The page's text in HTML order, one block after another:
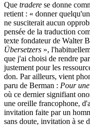
Que tradere se donne
retient : « donner
ne susciterait aucun
pensée de la traduction
texte fondateur de Walter
Übersetzers »,
que j'ai choisi de rendre
justement pour les
don. Par ailleurs, vient
paru de Berman : Pour
où ce dernier signifiant
une oreille francophone,
invitation faite par un
sans doute, invitation à se